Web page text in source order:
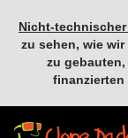
Nicht-
zu sehen, wie
zu
finanzierten